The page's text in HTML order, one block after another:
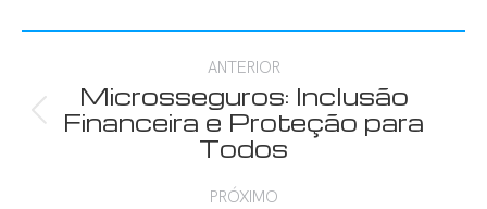
Navegação
de
post:
ANTERIOR
Post
anterior:
Microsseguros: Inclusão
Financeira e Proteção para
Todos
PRÓXIMO